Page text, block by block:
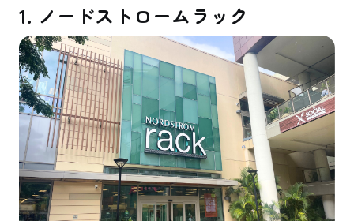
1. ノードストロームラック